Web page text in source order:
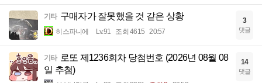
기타 구매자가 잘못했을 것 같은 상황
히스파니에 Lv.91 조회 4615 20:57
3
댓글
기타 로또 제1236회차 당첨번호 (2026년 08월 08
일 추첨)
14
댓글